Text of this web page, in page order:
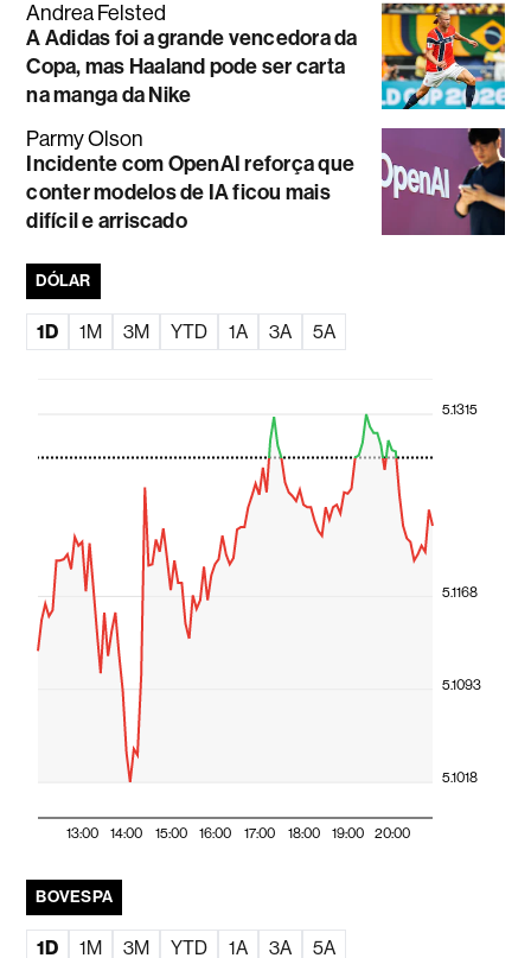
Andrea Felsted
A Adidas foi a grande vencedora da
Copa, mas Haaland pode ser carta
na manga da Nike
Parmy Olson
Incidente com OpenAI reforça que
conter modelos de IA ficou mais
difícil e arriscado
DÓLAR
1D 1M 3M YTD 1A 3A 5A
13:00 14:00 15:00 16:00 17:00 18:00 19:00 20:00
5.1018
5.1093
5.1168
5.1315
BOVESPA
1D 1M 3M YTD 1A 3A 5A